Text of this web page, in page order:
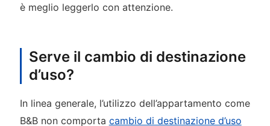
è meglio leggerlo con attenzione.
Serve il cambio di destinazione
d’uso?
In linea generale, l’utilizzo dell’appartamento come
B&B non comporta cambio di destinazione d’uso